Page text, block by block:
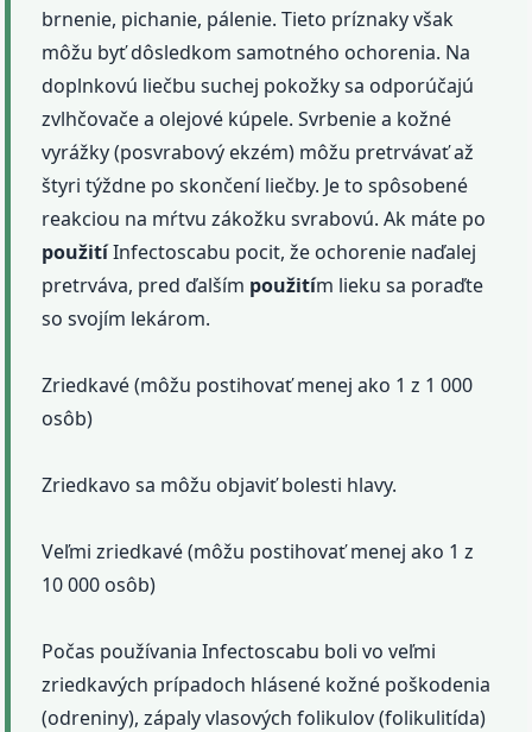
brnenie, pichanie, pálenie. Tieto príznaky však
môžu byť dôsledkom samotného ochorenia. Na
doplnkovú liečbu suchej pokožky sa odporúčajú
zvlhčovače a olejové kúpele. Svrbenie a kožné
vyrážky (posvrabový ekzém) môžu pretrvávať až
štyri týždne po skončení liečby. Je to spôsobené
reakciou na mŕtvu zákožku svrabovú. Ak máte po
použitíInfectoscabu pocit, že ochorenie naďalej
pretrváva, pred ďalším použitím lieku sa poraďte
so svojím lekárom.
Zriedkavé (môžu postihovať menej ako 1 z 1 000
osôb)
Zriedkavo sa môžu objaviť bolesti hlavy.
Veľmi zriedkavé (môžu postihovať menej ako 1 z
10 000 osôb)
Počas používania Infectoscabu boli vo veľmi
zriedkavých prípadoch hlásené kožné poškodenia
(odreniny), zápaly vlasových folikulov (folikulitída)